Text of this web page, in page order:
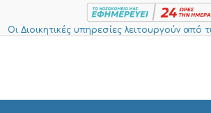
Οι Διοικητικές υπηρεσίες λειτουργούν από